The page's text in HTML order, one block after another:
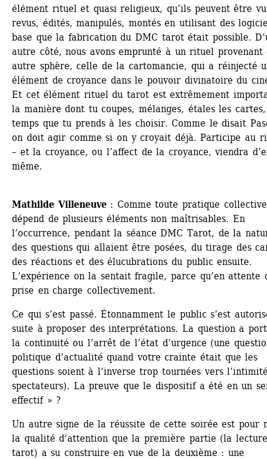
élément rituel et quasi religieux, qu’ils peuvent être
revus, édités, manipulés, montés en utilisant des
base que la fabrication du DMC tarot était possible.
autre côté, nous avons emprunté à un rituel provenant
autre sphère, celle de la cartomancie, qui a réinjecté
élément de croyance dans le pouvoir divinatoire du
Et cet élément rituel du tarot est extrêmement
la manière dont tu coupes, mélanges, étales les
temps que tu prends à les choisir. Comme le disait
on doit agir comme si on y croyait déjà. Participe au
– et la croyance, ou l’affect de la croyance, viendra
même.
Mathilde Villeneuve: Comme toute pratique
dépend de plusieurs éléments non maîtrisables. En
l’occurrence, pendant la séance DMC Tarot, de la
des questions qui allaient être posées, du tirage des
des réactions et des élucubrations du public ensuite.
L’expérience on la sentait fragile, parce qu’en attente
prise en charge collectivement.
Ce qui s’est passé. Étonnamment le public s’est
suite à proposer des interprétations. La question a
la continuité ou l’arrêt de l’état d’urgence (une
politique d’actualité quand votre crainte était que les
questions soient à l’inverse trop tournées vers
spectateurs). La preuve que le dispositif a été en un
effectif » ?
Un autre signe de la réussite de cette soirée est pour
la qualité d’attention que la première partie (la lecture
tarot) a su construire en vue de la deuxième : une